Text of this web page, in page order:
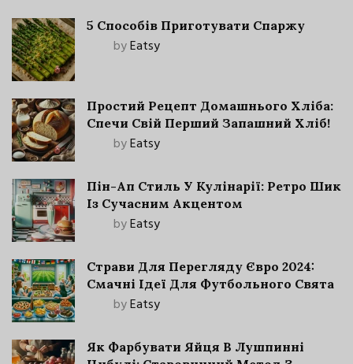
5 Способів Приготувати Спаржу
byEatsy
Простий Рецепт Домашнього Хліба:
Спечи Свій Перший Запашний Хліб!
byEatsy
Пін-Ап Стиль У Кулінарії: Ретро Шик
Із Сучасним Акцентом
byEatsy
Страви Для Перегляду Євро 2024:
Смачні Ідеї Для Футбольного Свята
byEatsy
Як Фарбувати Яйця В Лушпинні